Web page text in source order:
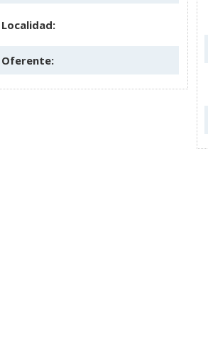
Localidad:
Oferente: